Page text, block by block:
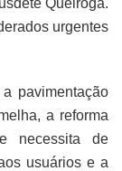
urgentes
pavimentação
a reforma
necessita de
usuários e a